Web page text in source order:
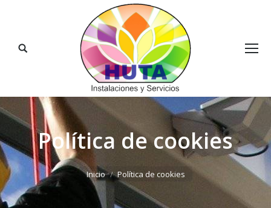
Buscar:
Política de cookies
Estás aquí:
Inicio Política de cookies